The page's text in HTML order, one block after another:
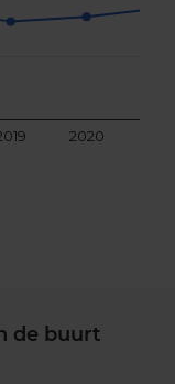
2020
de buurt